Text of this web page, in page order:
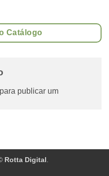
Catálogo
para publicar um
Rotta Digital.